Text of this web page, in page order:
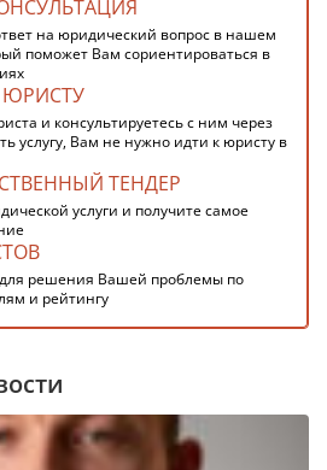
на юридический вопрос в нашем
поможет Вам сориентироваться в
и консультируетесь с ним через
услугу, Вам не нужно идти к юристу в
ТЕНДЕР
услуги и получите самое
решения Вашей проблемы по
и рейтингу